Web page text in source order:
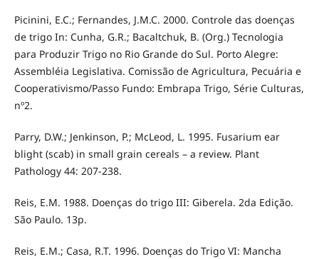
Picinini, E.C.; Fernandes, J.M.C. 2000. Controle das doenças
de trigo In: Cunha, G.R.; Bacaltchuk, B. (Org.) Tecnologia
para Produzir Trigo no Rio Grande do Sul. Porto Alegre:
Assembléia Legislativa. Comissão de Agricultura, Pecuária e
Cooperativismo/Passo Fundo: Embrapa Trigo, Série Culturas,
nº2.
Parry, D.W.; Jenkinson, P.; McLeod, L. 1995. Fusarium ear
blight (scab) in small grain cereals – a review. Plant
Pathology 44: 207-238.
Reis, E.M. 1988. Doenças do trigo III: Giberela. 2da Edição.
São Paulo. 13p.
Reis, E.M.; Casa, R.T. 1996. Doenças do Trigo VI: Mancha